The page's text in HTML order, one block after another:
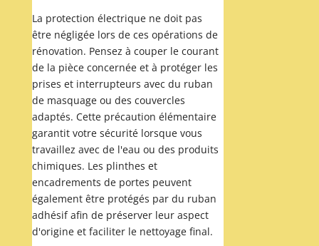
La protection électrique ne doit pas
être négligée lors de ces opérations de
rénovation. Pensez à couper le courant
de la pièce concernée et à protéger les
prises et interrupteurs avec du ruban
de masquage ou des couvercles
adaptés. Cette précaution élémentaire
garantit votre sécurité lorsque vous
travaillez avec de l'eau ou des produits
chimiques. Les plinthes et
encadrements de portes peuvent
également être protégés par du ruban
adhésif afin de préserver leur aspect
d'origine et faciliter le nettoyage final.